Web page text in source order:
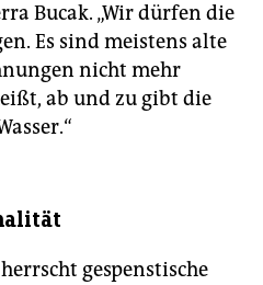
Bucak. „Wir dürfen die
Es sind meistens alte
nicht mehr
ab und zu gibt die
gespenstische